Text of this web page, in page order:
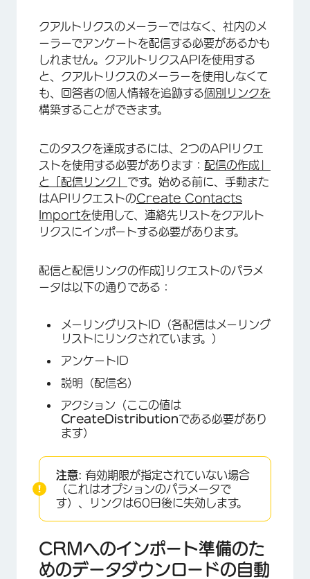
クアルトリクスのメーラーではなく、社内のメ
ーラーでアンケートを配信する必要があるかも
しれません。クアルトリクスAPIを使用する
と、クアルトリクスのメーラーを使用しなくて
も、回答者の個人情報を追跡する個別リンクを
構築することができます。
このタスクを達成するには、2つのAPIリクエ
ストを使用する必要があります： 配信の作成」
と「配信リンク」 です。始める前に、手動また
はAPIリクエストのCreate Contacts
Importを使用して、連絡先リストをクアルト
リクスにインポートする必要があります。
配信と配信リンクの作成]リクエストのパラメ
ータは以下の通りである：
メーリングリストID（各配信はメーリング
リストにリンクされています。）
アンケートID
説明（配信名）
アクション（ここの値は
CreateDistributionである必要があり
ます）
注意: 有効期限が指定されていない場合
（これはオプションのパラメータで
す）、リンクは60日後に失効します。
CRMへのインポート準備のた
めのデータダウンロードの自動